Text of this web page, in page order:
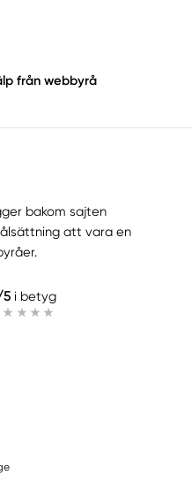
från webbyrå
bakom sajten
att vara en
i betyg